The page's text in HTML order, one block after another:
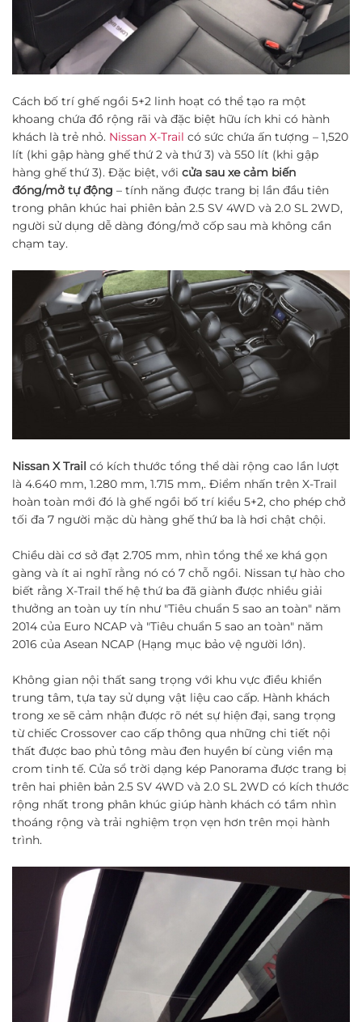
Cách bố trí ghế ngồi 5+2 linh hoạt có thể tạo ra một
khoang chứa đồ rộng rãi và đặc biệt hữu ích khi có hành
khách là trẻ nhỏ. Nissan X-Trail có sức chứa ấn tượng – 1,520
lít (khi gập hàng ghế thứ 2 và thứ 3) và 550 lít (khi gập
hàng ghế thứ 3). Đặc biệt, với cửa sau xe cảm biến
đóng/mở tự động – tính năng được trang bị lần đầu tiên
trong phân khúc hai phiên bản 2.5 SV 4WD và 2.0 SL 2WD,
người sử dụng dễ dàng đóng/mở cốp sau mà không cần
chạm tay.
Nissan X Trail có kích thước tổng thể dài rộng cao lần lượt
là 4.640 mm, 1.280 mm, 1.715 mm,. Điểm nhấn trên X-Trail
hoàn toàn mới đó là ghế ngồi bố trí kiểu 5+2, cho phép chở
tối đa 7 người mặc dù hàng ghế thứ ba là hơi chật chội.
Chiều dài cơ sở đạt 2.705 mm, nhìn tổng thể xe khá gọn
gàng và ít ai nghĩ rằng nó có 7 chỗ ngồi. Nissan tự hào cho
biết rằng X-Trail thế hệ thứ ba đã giành được nhiều giải
thưởng an toàn uy tín như "Tiêu chuẩn 5 sao an toàn" năm
2014 của Euro NCAP và "Tiêu chuẩn 5 sao an toàn" năm
2016 của Asean NCAP (Hạng mục bảo vệ người lớn).
Không gian nội thất sang trọng với khu vực điều khiển
trung tâm, tựa tay sử dụng vật liệu cao cấp. Hành khách
trong xe sẽ cảm nhận được rõ nét sự hiện đại, sang trọng
từ chiếc Crossover cao cấp thông qua những chi tiết nội
thất được bao phủ tông màu đen huyền bí cùng viền mạ
crom tinh tế. Cửa sổ trời dạng kép Panorama được trang bị
trên hai phiên bản 2.5 SV 4WD và 2.0 SL 2WD có kích thước
rộng nhất trong phân khúc giúp hành khách có tầm nhìn
thoáng rộng và trải nghiệm trọn vẹn hơn trên mọi hành
trình.